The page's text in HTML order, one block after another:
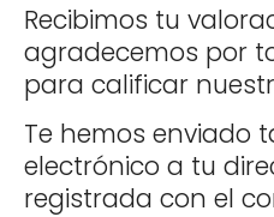
Recibimos tu
agradecemos por
para calificar
Te hemos enviado
electrónico a tu
registrada con el